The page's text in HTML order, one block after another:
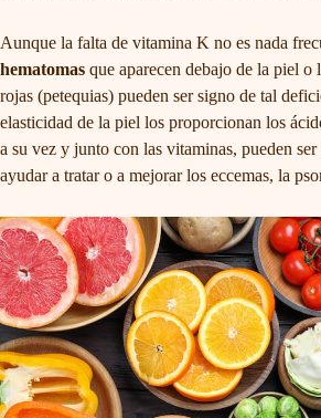
Aunque la falta de vitamina K no es nada
hematomas que aparecen debajo de la piel o
rojas (petequias) pueden ser signo de tal
elasticidad de la piel los proporcionan los
a su vez y junto con las vitaminas, pueden
ayudar a tratar o a mejorar los eccemas, la